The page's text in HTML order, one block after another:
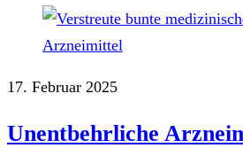
17. Februar 2025
Unentbehrliche